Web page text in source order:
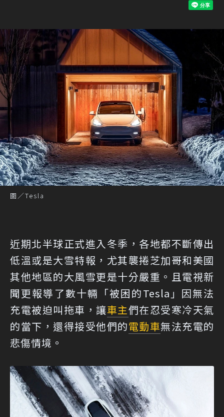
圖／Tesla
近期北半球正式進入冬季，各地都不斷傳出
低溫或是大雪特報，尤其襲捲芝加哥和美國
其他地區的大風雪更是十分嚴重。且電視新
聞更報導了數十輛「被困的Tesla」因無法
充電被迫叫拖車，讓車主們在忍受寒冷天氣
的當下，還得接受他們的電動車無法充電的
悲傷情境。